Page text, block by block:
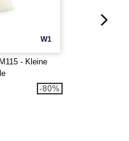
W1
- Kleine
-80%